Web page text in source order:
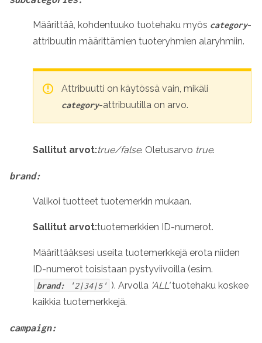
Määrittää, kohdentuuko tuotehaku myös category-
attribuutin määrittämien tuoteryhmien alaryhmiin.
Attribuutti on käytössä vain, mikäli
category-attribuutilla on arvo.
Sallitut arvot:true/false. Oletusarvo true.
brand:
Valikoi tuotteet tuotemerkin mukaan.
Sallitut arvot:tuotemerkkien ID-numerot.
Määrittääksesi useita tuotemerkkejä erota niiden
ID-numerot toisistaan pystyviivoilla (esim.
brand: '2|34|5' ). Arvolla 'ALL'tuotehaku koskee
kaikkia tuotemerkkejä.
campaign: